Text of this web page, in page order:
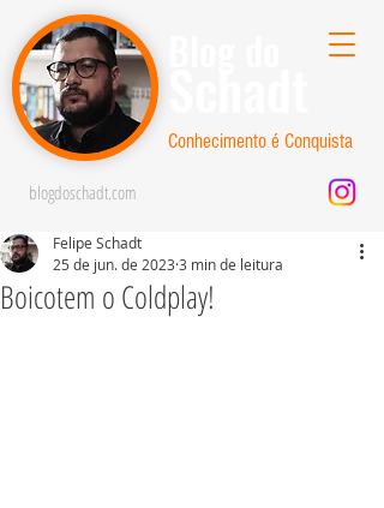
blogdoschadt.com
Conhecimento é Conquista
Boicotem o Coldplay!
Felipe Schadt
25 de jun. de 2023 3 min de leitura